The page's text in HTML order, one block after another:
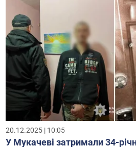
20.12.2025 | 10:05
У Мукачеві затримали 34-